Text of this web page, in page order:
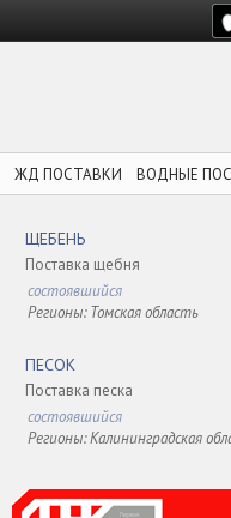
ЖД ПОСТАВКИ ВОДНЫЕ
ЩЕБЕНЬ
Поставка щебня
состоявшийся
Регионы: Томская область
ПЕСОК
Поставка песка
состоявшийся
Регионы: Калининградская